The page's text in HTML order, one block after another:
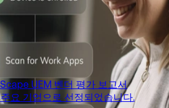
UEM 벤더 평가 보고서
요 기업으로 선정되었습니다.